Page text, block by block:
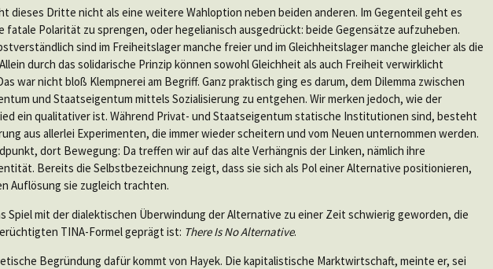
dieses Dritte nicht als eine weitere Wahloption neben beiden anderen. Im Gegenteil geht es
fatale Polarität zu sprengen, oder hegelianisch ausgedrückt: beide Gegensätze aufzuheben.
sind im Freiheitslager manche freier und im Gleichheitslager manche gleicher als die
Allein durch das solidarische Prinzip können sowohl Gleichheit als auch Freiheit verwirklicht
war nicht bloß Klempnerei am Begriff. Ganz praktisch ging es darum, dem Dilemma zwischen
und Staatseigentum mittels Sozialisierung zu entgehen. Wir merken jedoch, wie der
ein qualitativer ist. Während Privat- und Staatseigentum statische Institutionen sind, besteht
aus allerlei Experimenten, die immer wieder scheitern und vom Neuen unternommen werden.
dort Bewegung: Da treffen wir auf das alte Verhängnis der Linken, nämlich ihre
Bereits die Selbstbezeichnung zeigt, dass sie sich als Pol einer Alternative positionieren,
Auflösung sie zugleich trachten.
Spiel mit der dialektischen Überwindung der Alternative zu einer Zeit schwierig geworden, die
TINA-Formel geprägt ist: There Is No Alternative.
Begründung dafür kommt von Hayek. Die kapitalistische Marktwirtschaft, meinte er, sei